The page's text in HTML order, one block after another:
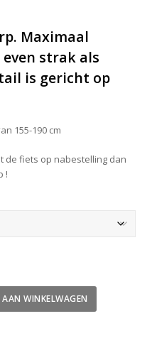
Maximaal
strak als
is gericht op
155-190 cm
de fiets op nabestelling dan
!
WINKELWAGEN